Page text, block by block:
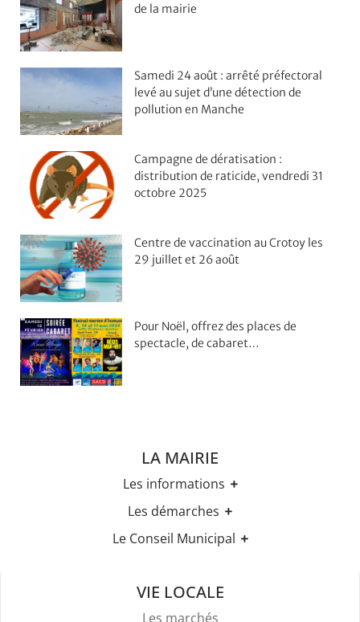
de la mairie
Samedi 24 août : arrêté préfectoral
levé au sujet d’une détection de
pollution en Manche
Campagne de dératisation :
distribution de raticide, vendredi 31
octobre 2025
Centre de vaccination au Crotoy les
29 juillet et 26 août
Pour Noël, offrez des places de
spectacle, de cabaret…
LA MAIRIE
Les informations
Les horaires
Les élections
Stationnement
Les démarches
Etat-civil
Recensement militaire
Mariage & Pacs
Livret de Famille
Légalisation de signature
Le Conseil Municipal
VIE LOCALE
Les marchés